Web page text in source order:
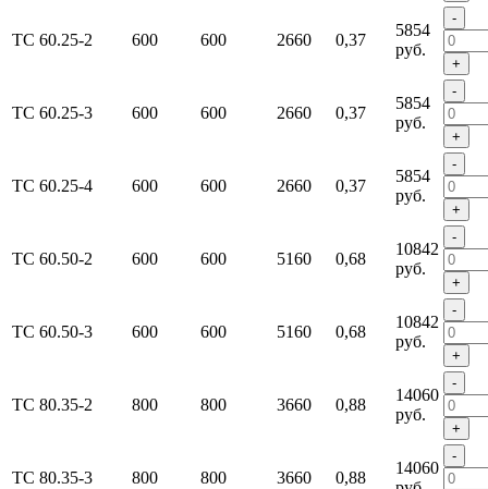
ТС 60.25-2 600 600 2660 0,37
5854
руб.
-
+
ТС 60.25-3 600 600 2660 0,37
5854
руб.
-
+
ТС 60.25-4 600 600 2660 0,37
5854
руб.
-
+
ТС 60.50-2 600 600 5160 0,68
10842
руб.
-
+
ТС 60.50-3 600 600 5160 0,68
10842
руб.
-
+
ТС 80.35-2 800 800 3660 0,88
14060
руб.
-
+
ТС 80.35-3 800 800 3660 0,88
14060
-